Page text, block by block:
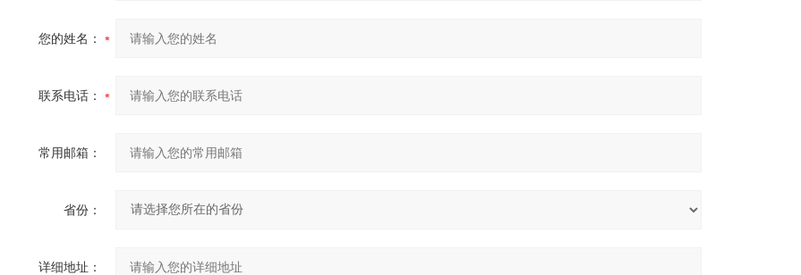
您的姓名：
联系电话：
常用邮箱：
省份：
详细地址：